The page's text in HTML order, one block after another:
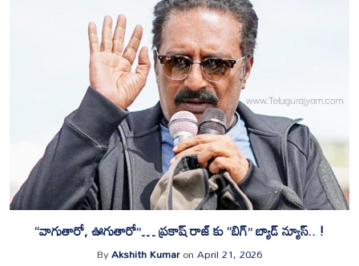
“వాగుతారో, ఊగుతారో”… ప్రకాష్ రాజ్ కు “బిగ్” బ్యాడ్ న్యూస్.. !
ByAkshith KumaronApril 21, 2026